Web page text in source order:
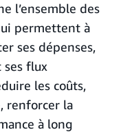
l’ensemble des
permettent à
ses dépenses,
ses flux
les coûts,
renforcer la
à long